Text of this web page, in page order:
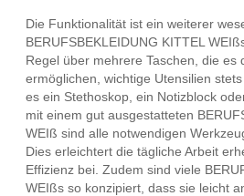
Die Funktionalität ist ein weiterer
BERUFSBEKLEIDUNG KITTEL
Regel über mehrere Taschen, die es
ermöglichen, wichtige Utensilien
es ein Stethoskop, ein Notizblock
mit einem gut ausgestatteten
WEIß sind alle notwendigen
Dies erleichtert die tägliche Arbeit
Effizienz bei. Zudem sind viele
WEIßs so konzipiert, dass sie leicht